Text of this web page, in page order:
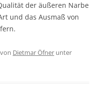
der äußeren Narbe
und das Ausmaß von
von Dietmar Öfner unter